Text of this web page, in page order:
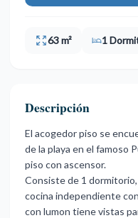
63 m² 1
Descripción
El acogedor piso se
de la playa en el famoso
piso con ascensor.
Consiste de 1
cocina independiente
con lumon tiene vistas